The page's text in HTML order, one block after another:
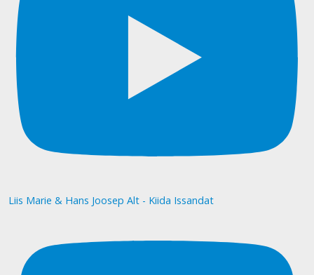
Liis Marie & Hans Joosep Alt - Kiida Issandat